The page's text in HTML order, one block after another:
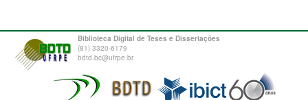
Biblioteca Digital de Teses e Dissertações
(81) 3320-6179
bdtd.bc@ufrpe.br